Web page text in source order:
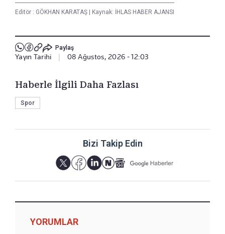
Editör : GÖKHAN KARATAŞ | Kaynak: İHLAS HABER AJANSI
Paylaş
Yayın Tarihi | 08 Ağustos, 2026 - 12:03
Haberle İlgili Daha Fazlası
Spor
Bizi Takip Edin
YORUMLAR